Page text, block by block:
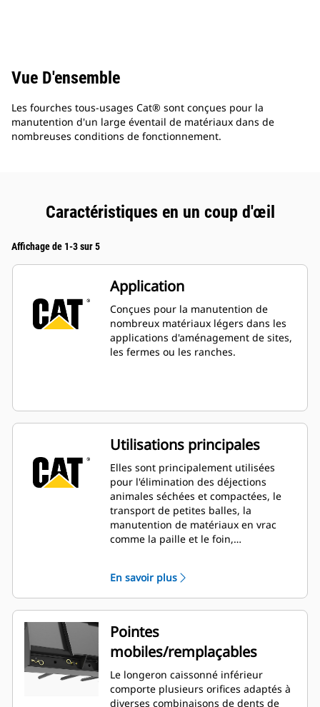
Vue D'ensemble
Les fourches tous-usages Cat® sont conçues pour la
manutention d'un large éventail de matériaux dans de
nombreuses conditions de fonctionnement.
Caractéristiques en un coup d'œil
Affichage de 1-3 sur 5
Application
Conçues pour la manutention de
nombreux matériaux légers dans les
applications d'aménagement de sites,
les fermes ou les ranches.
Utilisations principales
Elles sont principalement utilisées
pour l'élimination des déjections
animales séchées et compactées, le
transport de petites balles, la
manutention de matériaux en vrac
comme la paille et le foin,
du sol.
En savoir plus
Pointes
mobiles/remplaçables
Le longeron caissonné inférieur
comporte plusieurs orifices adaptés à
diverses combinaisons de dents de